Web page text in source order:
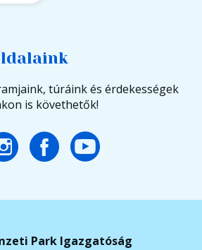
túráink és érdekességek
is követhetők!
Park Igazgatóság